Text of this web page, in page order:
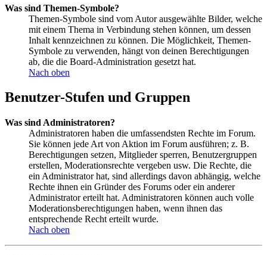
Was sind Themen-Symbole?
Themen-Symbole sind vom Autor ausgewählte Bilder, welche
mit einem Thema in Verbindung stehen können, um dessen
Inhalt kennzeichnen zu können. Die Möglichkeit, Themen-
Symbole zu verwenden, hängt von deinen Berechtigungen
ab, die die Board-Administration gesetzt hat.
Nach oben
Benutzer-Stufen und Gruppen
Was sind Administratoren?
Administratoren haben die umfassendsten Rechte im Forum.
Sie können jede Art von Aktion im Forum ausführen; z. B.
Berechtigungen setzen, Mitglieder sperren, Benutzergruppen
erstellen, Moderationsrechte vergeben usw. Die Rechte, die
ein Administrator hat, sind allerdings davon abhängig, welche
Rechte ihnen ein Gründer des Forums oder ein anderer
Administrator erteilt hat. Administratoren können auch volle
Moderationsberechtigungen haben, wenn ihnen das
entsprechende Recht erteilt wurde.
Nach oben